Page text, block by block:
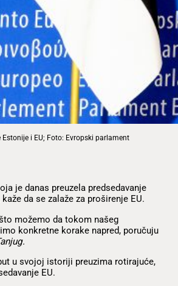
Estonije i EU; Foto: Evropski parlament
je danas preuzela predsedavanje
da se zalaže za proširenje EU.
možemo da tokom našeg
konkretne korake napred, poručuju
u svojoj istoriji preuzima rotirajuće,
EU.